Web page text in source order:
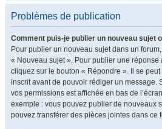
Problèmes de publication
Comment puis-je publier un nouveau sujet
Pour publier un nouveau sujet dans un
« Nouveau sujet ». Pour publier une réponse
cliquez sur le bouton « Répondre ». Il se peut
inscrit avant de pouvoir rédiger un message.
vos permissions est affichée en bas de
exemple : vous pouvez publier de nouveaux
pouvez transférer des pièces jointes dans ce